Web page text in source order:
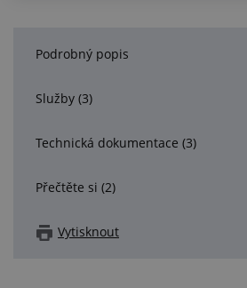
Podrobný popis
Služby (3)
Technická dokumentace (3)
Přečtěte si (2)
Vytisknout